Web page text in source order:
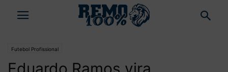
Futebol Profissional